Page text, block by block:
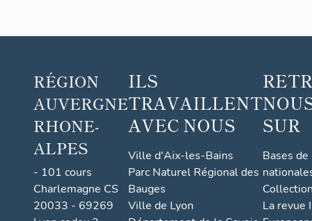
RÉGION
AUVERGNE
RHONE-
ALPES
- 101 cours
Charlemagne CS
20033 - 69269
ILS
TRAVAILLENT
AVEC NOUS
Ville d'Aix-les-Bains
Parc Naturel Régional des
Bauges
Ville de Lyon
SUR
Bases
La revue